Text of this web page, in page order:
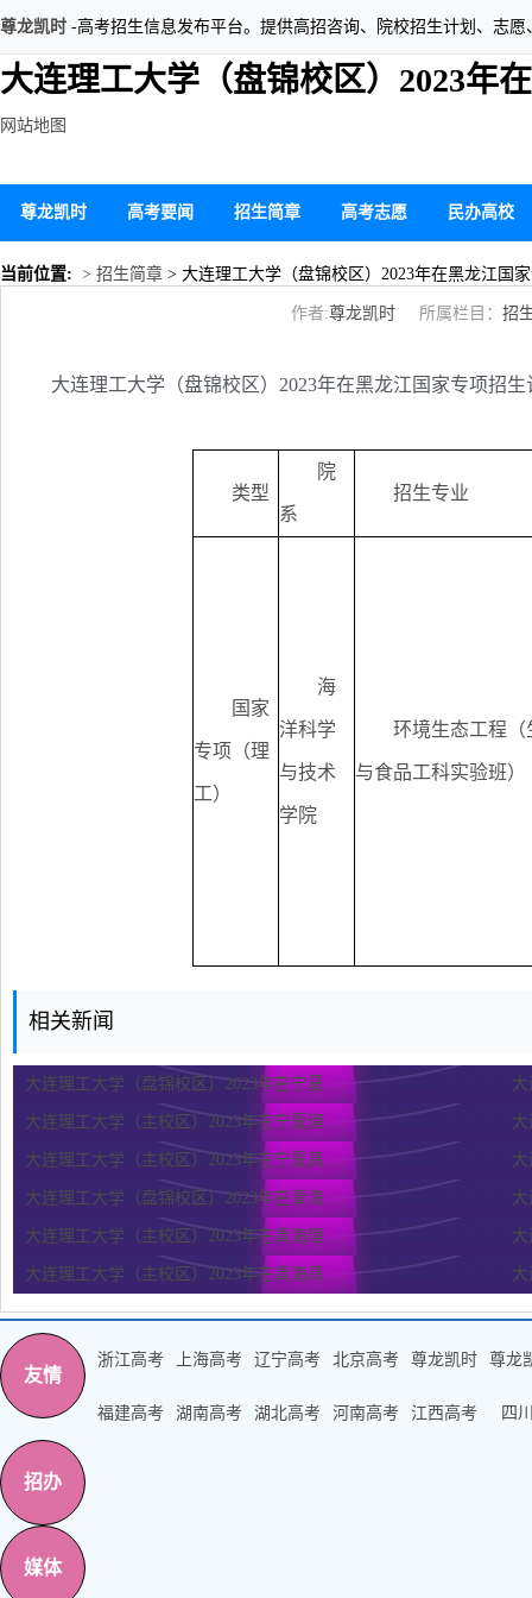
尊龙凯时 -高考招生信息发布平台。提供高招咨询、院校招生计划、志
大连理工大学（盘锦校区）2023年
尊龙凯时 高考要闻 招生简章 高考志愿 民办高校
当前位置: > 招生简章 > 大连理工大学（盘锦校区）2023年在黑龙江国
作者:尊龙凯时 所属栏目： 招
大连理工大学（盘锦校区）2023年在黑龙江国家专项招生
类型
院
系
招生专业
国家
专项（理
工）
海
洋科学
与技术
学院
环境生态工程（
与食品工科实验班）
相关新闻
大连理工大学（盘锦校区）2023年在宁夏...
大连理工大学（主校区）2023年在宁夏理...
大连理工大学（主校区）2023年在宁夏高...
大连理工大学（盘锦校区）2023年在青海...
大连理工大学（主校区）2023年在青海理...
大连理工大学（主校区）2023年在青海高...
友情
浙江高考 上海高考 辽宁高考 北京高考 尊龙凯时 尊龙
福建高考 湖南高考 湖北高考 河南高考 江西高考 四
招办
媒体
网站地图